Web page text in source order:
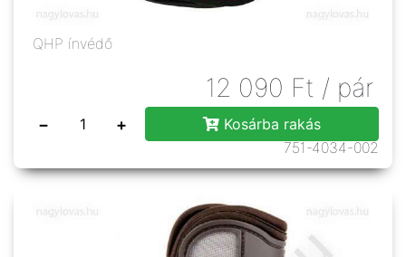
QHP ínvédő
12 090 Ft / pár
− +
Kosárba rakás
751-4034-002